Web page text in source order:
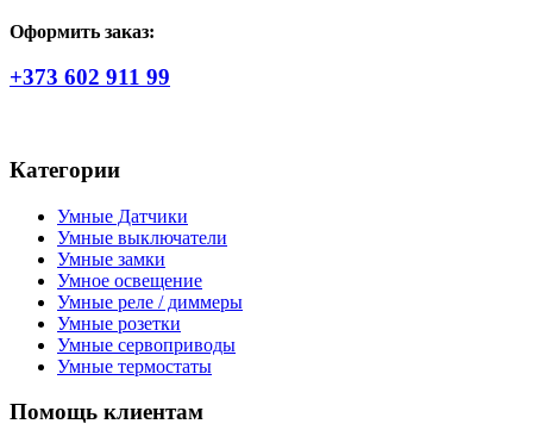
Оформить заказ:
+373 602 911 99
Категории
Умные Датчики
Умные выключатели
Умные замки
Умное освещение
Умные реле / диммеры
Умные розетки
Умные сервоприводы
Умные термостаты
Помощь клиентам